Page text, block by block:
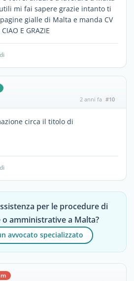
mi fai sapere grazie intanto ti
gialle di Malta e manda CV
E GRAZIE
2 anni fa #10
circa il titolo di
per le procedure di
amministrative a Malta?
avvocato specializzato